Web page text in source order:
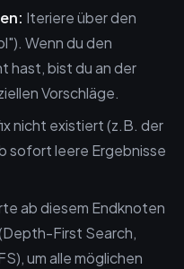
Iteriere über den
Wenn du den
hast, bist du an der
Vorschläge.
nicht existiert (z.B. der
sofort leere Ergebnisse
ab diesem Endknoten
First Search,
um alle möglichen